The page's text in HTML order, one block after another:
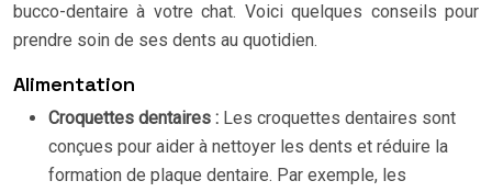
bucco-dentaire à votre chat. Voici quelques conseils pour
prendre soin de ses dents au quotidien.
Alimentation
Croquettes dentaires : Les croquettes dentaires sont
conçues pour aider à nettoyer les dents et réduire la
formation de plaque dentaire. Par exemple, les